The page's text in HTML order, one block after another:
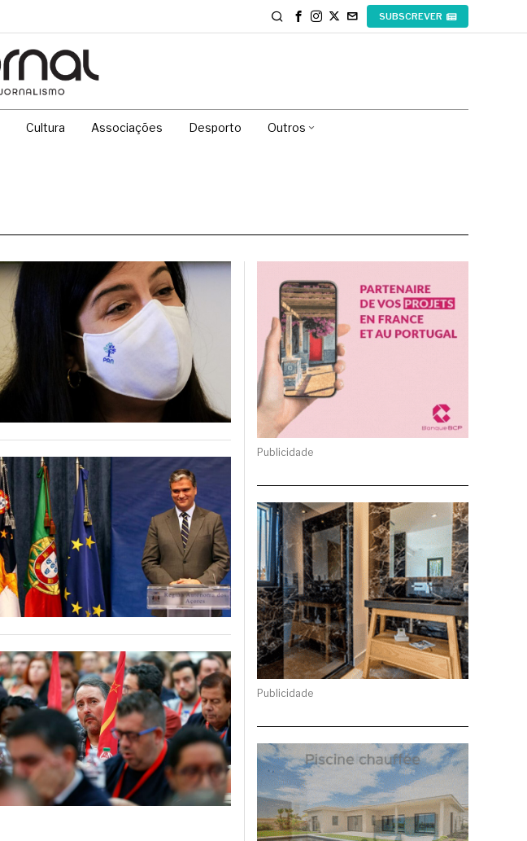
SUBSCREVER
Cultura Associações Desporto Outros
Publicidade
Publicidade